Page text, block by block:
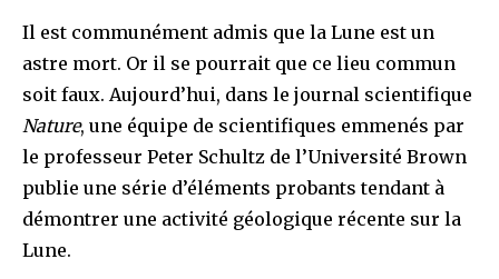
Il est communément admis que la Lune est un
astre mort. Or il se pourrait que ce lieu commun
soit faux. Aujourd’hui, dans le journal scientifique
Nature, une équipe de scientifiques emmenés par
le professeur Peter Schultz de l’Université Brown
publie une série d’éléments probants tendant à
démontrer une activité géologique récente sur la
Lune.